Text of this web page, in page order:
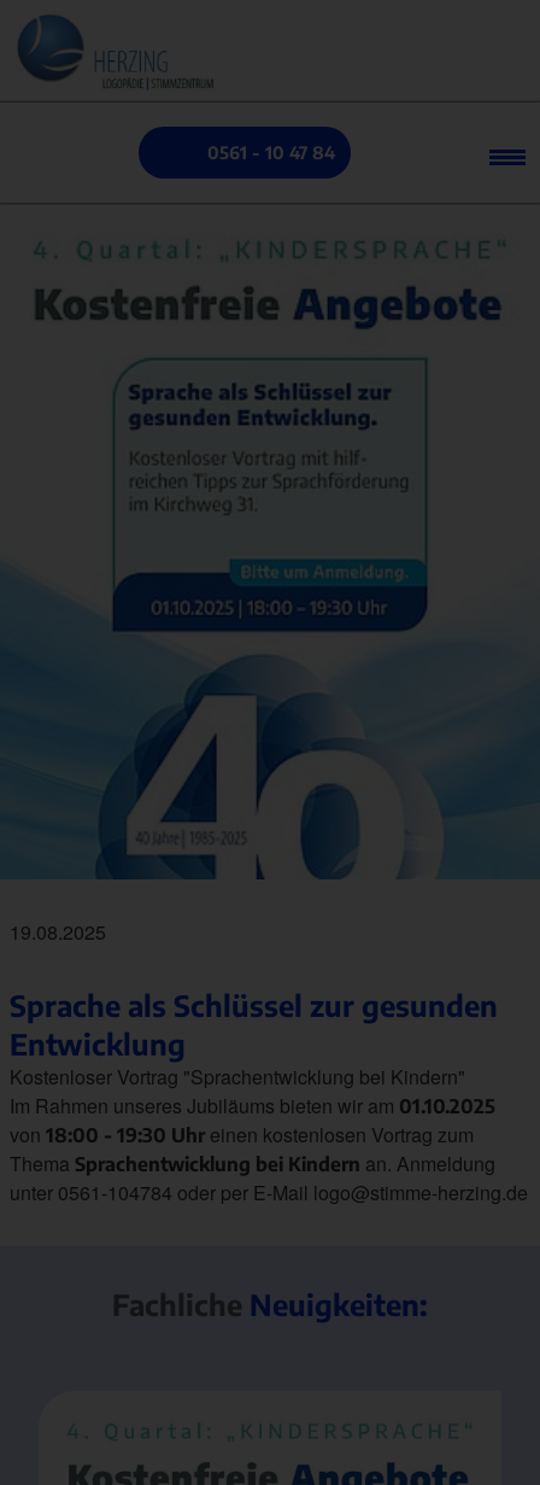
0561 - 10 47 84
19.08.2025
Sprache als Schlüssel zur gesunden
Entwicklung
Kostenloser Vortrag "Sprachentwicklung bei Kindern"
Im Rahmen unseres Jubiläums bieten wir am 01.10.2025
von 18:00 - 19:30 Uhr einen kostenlosen Vortrag zum
Thema Sprachentwicklung bei Kindern an. Anmeldung
unter 0561-104784 oder per E-Mail logo@stimme-herzing.de
Fachliche Neuigkeiten: